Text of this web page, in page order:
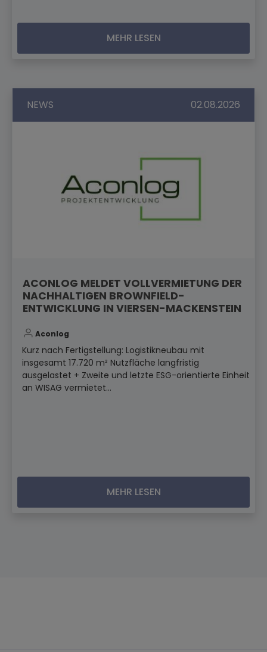
MEHR LESEN
NEWS 02.08.2026
ACONLOG MELDET VOLLVERMIETUNG DER
NACHHALTIGEN BROWNFIELD-
ENTWICKLUNG IN VIERSEN-MACKENSTEIN
Aconlog
Kurz nach Fertigstellung: Logistikneubau mit
insgesamt 17.720 m² Nutzfläche langfristig
ausgelastet + Zweite und letzte ESG-orientierte Einheit
an WISAG vermietet...
MEHR LESEN